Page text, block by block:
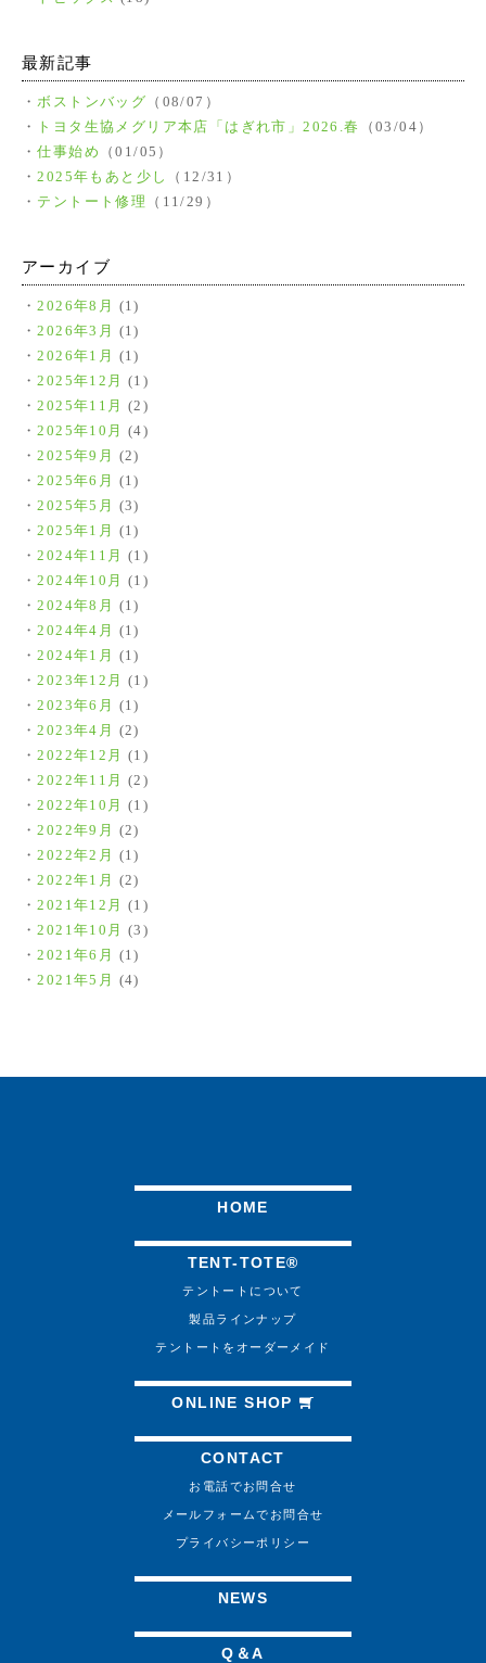
最新記事
ボストンバッグ （08/07）
トヨタ生協メグリア本店「はぎれ市」2026.春
（03/04）
仕事始め
（01/05）
2025年もあと少し
（12/31）
テントート修理
（11/29）
アーカイブ
2026年8月
(1)
2026年3月
(1)
2026年1月
(1)
2025年12月
(1)
2025年11月
(2)
2025年10月
(4)
2025年9月
(2)
2025年6月
(1)
2025年5月
(3)
2025年1月
(1)
2024年11月
(1)
2024年10月
(1)
2024年8月
(1)
2024年4月
(1)
2024年1月
(1)
2023年12月
(1)
2023年6月
(1)
2023年4月
(2)
2022年12月
(1)
2022年11月
(2)
2022年10月
(1)
2022年9月
(2)
2022年2月
(1)
2022年1月
(2)
2021年12月
(1)
2021年10月
(3)
2021年6月
(1)
2021年5月
(4)
HOME
TENT-TOTE®
テントートについて
製品ラインナップ
テントートをオーダーメイド
ONLINE SHOP
CONTACT
お電話でお問合せ
メールフォームでお問合せ
プライバシーポリシー
NEWS
Q＆A